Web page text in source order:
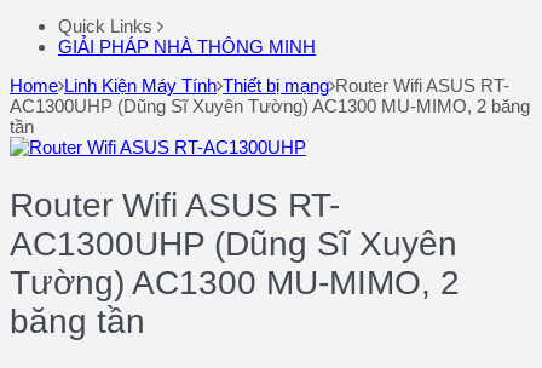
Quick Links
GIẢI PHÁP NHÀ THÔNG MINH
Home Linh Kiện Máy Tính Thiết bị mạng Router Wifi ASUS RT-
AC1300UHP (Dũng Sĩ Xuyên Tường) AC1300 MU-MIMO, 2 băng
tần
Router Wifi ASUS RT-
AC1300UHP (Dũng Sĩ Xuyên
Tường) AC1300 MU-MIMO, 2
băng tần